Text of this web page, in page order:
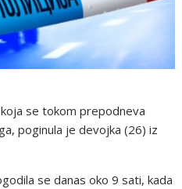
se tokom prepodneva
poginula je devojka (26) iz
se danas oko 9 sati, kada